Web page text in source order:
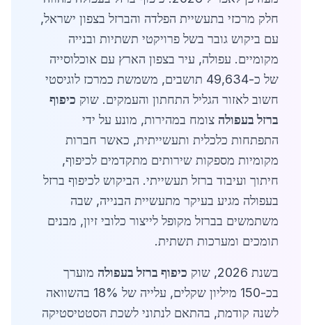
חלק מרכזי בתעשיית הפלדה והברזל בצפון ישראל,
עם ביקוש גובר בשל פרויקטי תשתיות ובנייה
מקומיים. עפולה, עיר בצפון הארץ עם אוכלוסייה
של כ-49,634 תושבים, משמשת כמרכז לוגיסטי
חשוב לאזור הגליל התחתון והעמקים. שוק כיפוף
ברזל בעפולה צומח במהירות, מונע על ידי
התפתחות כלכלית ותעשייתית, כאשר חברות
מקומיות מספקות שירותים מתקדמים לכיפוף,
חיתוך ועיבוד ברזל תעשייתי. הביקוש לכיפוף ברזל
בעפולה מגיע בעיקר מתעשיית הבנייה, שבה
משתמשים בברזל מקופל לייצור כלובי זיון, מבנים
תומכים ומערכות תשתית.
בשנת 2026, שוק כיפוף ברזל בעפולה מוערך
בכ-150 מיליון שקלים, עלייה של 18% בהשוואה
לשנה קודמת, בהתאם לנתוני לשכת הסטטיסטיקה